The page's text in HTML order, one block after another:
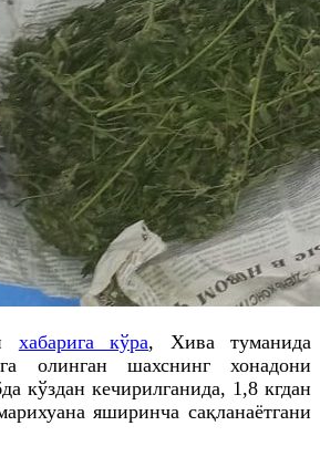
хабарига кўра, Хива туманида
олинган шахснинг хонадони
кўздан кечирилганида, 1,8 кгдан
яширинча сақланаётгани